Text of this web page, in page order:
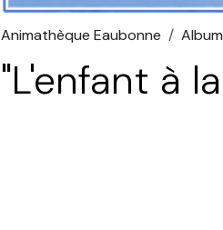
Animathèque Eaubonne Album
"L'enfant à